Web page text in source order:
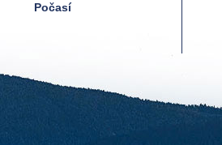
Počasí